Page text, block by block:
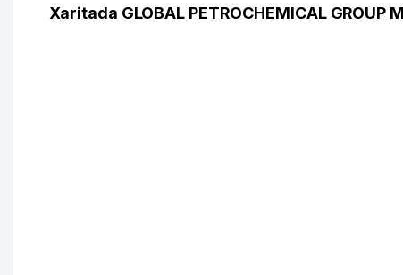
Xaritada GLOBAL PETROCHEMICAL GROUP